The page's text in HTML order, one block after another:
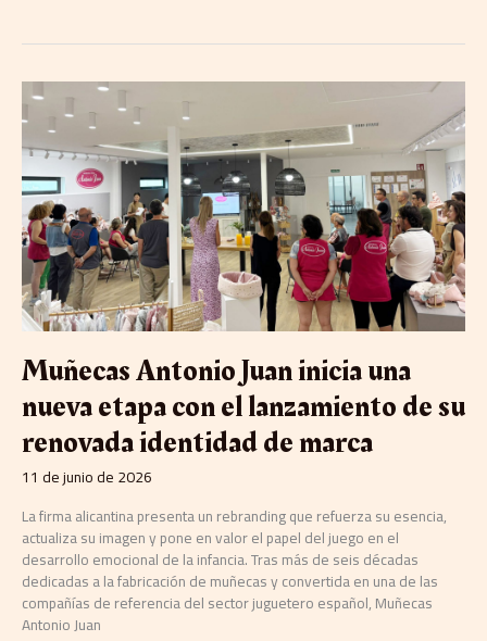
Muñecas Antonio Juan inicia una
nueva etapa con el lanzamiento de su
renovada identidad de marca
11 de junio de 2026
La firma alicantina presenta un rebranding que refuerza su esencia,
actualiza su imagen y pone en valor el papel del juego en el
desarrollo emocional de la infancia. Tras más de seis décadas
dedicadas a la fabricación de muñecas y convertida en una de las
compañías de referencia del sector juguetero español, Muñecas
Antonio Juan
Muñecas
Antonio
inicia
una
nueva
etapa
con
el
lanzamiento
de
su
renovada
identidad
de
marca